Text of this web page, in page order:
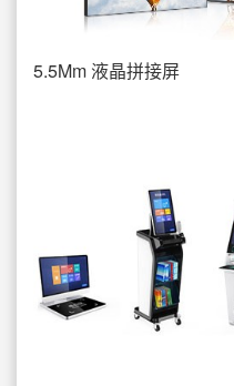
5.5Mm 液晶拼接屏